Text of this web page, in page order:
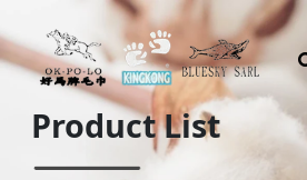
Product List